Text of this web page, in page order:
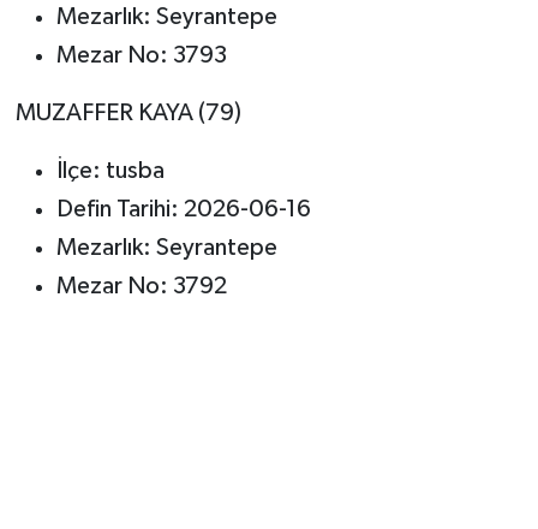
Mezarlık: Seyrantepe
Mezar No: 3793
MUZAFFER KAYA (79)
İlçe: tusba
Defin Tarihi: 2026-06-16
Mezarlık: Seyrantepe
Mezar No: 3792